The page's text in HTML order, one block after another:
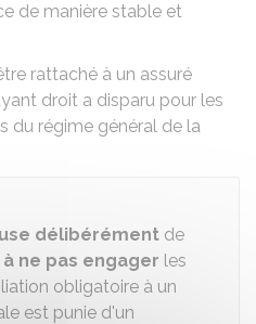
de manière stable et
rattaché à un assuré
droit a disparu pour les
du régime général de la
délibérément de
ne pas engager les
obligatoire à un
est punie d'un